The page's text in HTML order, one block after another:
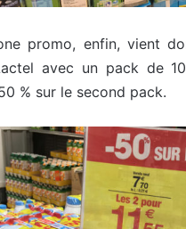
promo, enfin, vient
avec un pack de
% sur le second pack.